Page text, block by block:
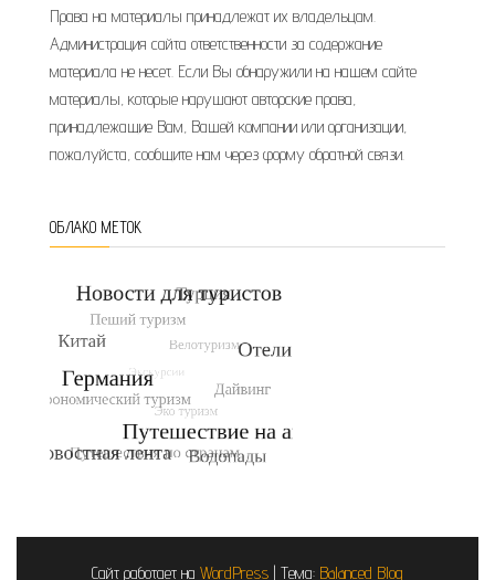
Права на материалы принадлежат их владельцам.
Администрация сайта ответственности за содержание
материала не несет. Если Вы обнаружили на нашем сайте
материалы, которые нарушают авторские права,
принадлежащие Вам, Вашей компании или организации,
пожалуйста, сообщите нам через форму обратной связи.
ОБЛАКО МЕТОК
Сайт работает на WordPress | Тема: Balanced Blog